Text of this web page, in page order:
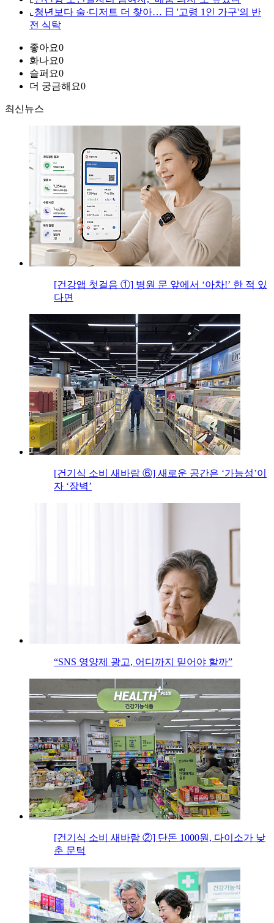
⌞ 청년보다 술·디저트 더 찾아… 日 '고령 1인 가구'의 반
전 식탁
좋아요0
화나요0
슬퍼요0
더 궁금해요0
최신뉴스
[건강앱 첫걸음 ①] 병원 문 앞에서 ‘아차!’ 한 적 있
다면
[건기식 소비 새바람 ⑥] 새로운 공간은 ‘가능성’이
자 ‘장벽’
“SNS 영양제 광고, 어디까지 믿어야 할까”
[건기식 소비 새바람 ②] 단돈 1000원, 다이소가 낮
춘 문턱